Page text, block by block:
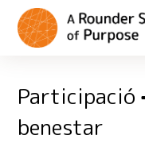
Participació
benestar